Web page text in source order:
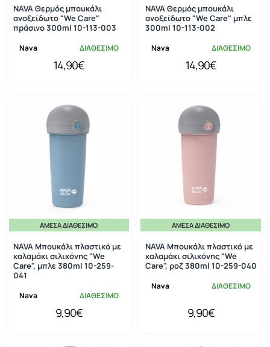
Nava ΔΙΑΘΕΣΙΜΟ
NAVA Θερμός μπουκάλι
ανοξείδωτο "We Care"
πράσινο 300ml 10-113-003
14,90€
Nava ΔΙΑΘΕΣΙΜΟ
NAVA Θερμός μπουκάλι
ανοξείδωτο "We Care" μπλε
300ml 10-113-002
14,90€
ΆΜΕΣΑ ΔΙΑΘΈΣΙΜΟ
Nava ΔΙΑΘΕΣΙΜΟ
NAVA Μπουκάλι πλαστικό με
καλαμάκι σιλικόνης "We
Care", μπλε 380ml 10-259-
041
9,90€
ΆΜΕΣΑ ΔΙΑΘΈΣΙΜΟ
Nava ΔΙΑΘΕΣΙΜΟ
NAVA Μπουκάλι πλαστικό με
καλαμάκι σιλικόνης "We
Care", ροζ 380ml 10-259-040
9,90€